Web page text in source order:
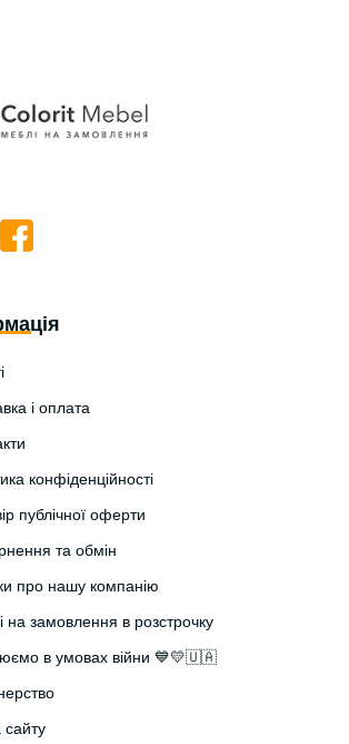
і оплата
конфіденційності
публічної оферти
та обмін
про нашу компанію
на замовлення в розстрочку
в умовах війни 💙💛🇺🇦